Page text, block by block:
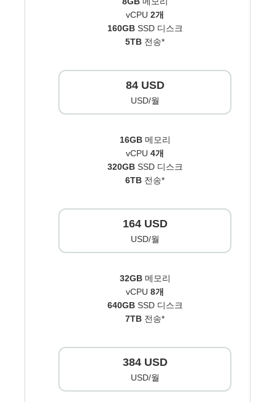
vCPU 2개
160GBSSD 디스크
5TB 전송*
84 USD
USD/월
16GB메모리
vCPU 4개
320GBSSD 디스크
6TB 전송*
164 USD
USD/월
32GB메모리
vCPU 8개
640GBSSD 디스크
7TB 전송*
384 USD
USD/월